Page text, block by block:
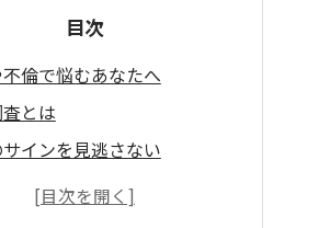
目次
倫で悩むあなたへ
とは
インを見逃さない
揃える方法とは